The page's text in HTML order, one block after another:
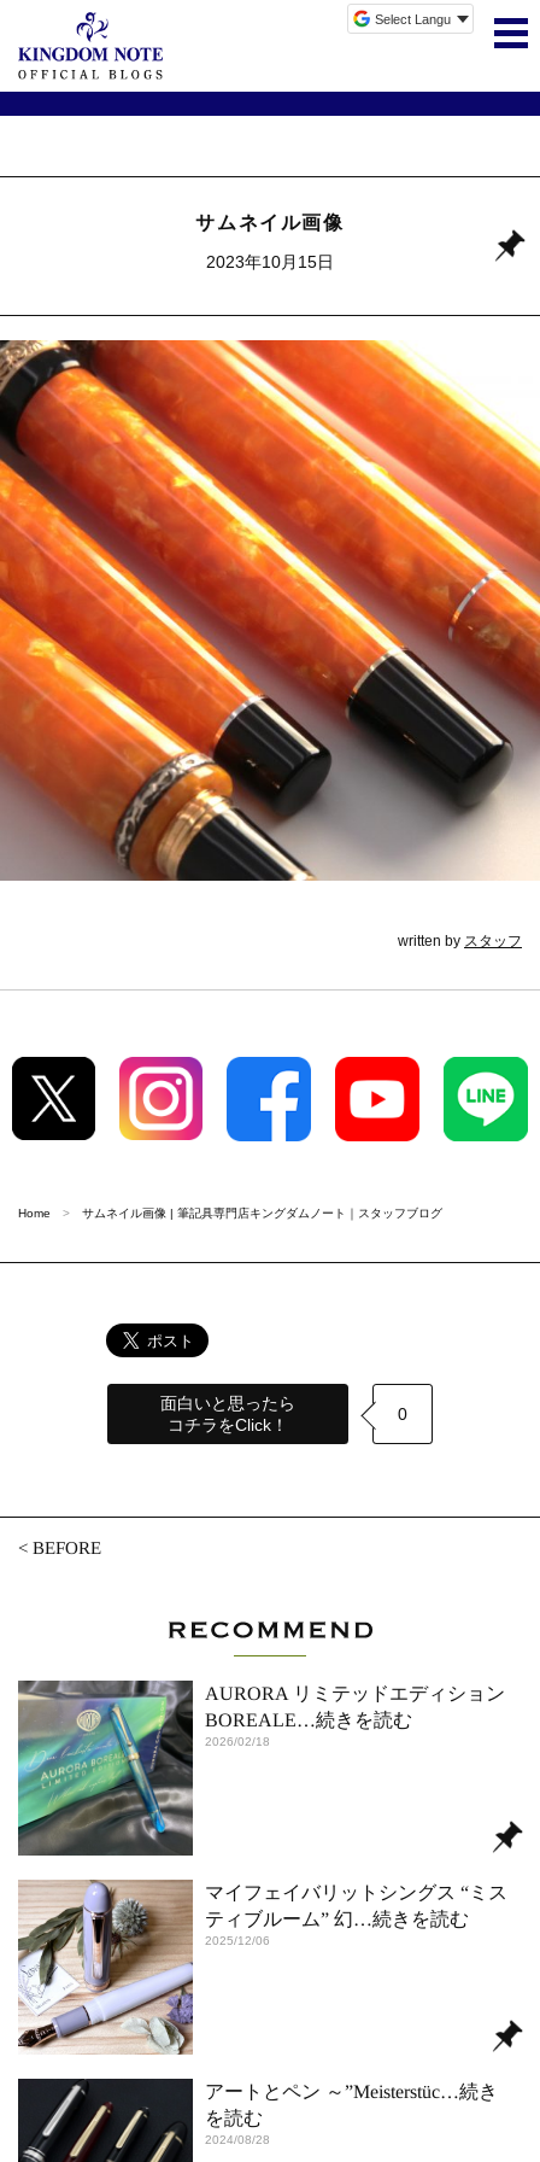
サムネイル画像
2023年10月15日
written by スタッフ
Home サムネイル画像 | 筆記具専門店キングダムノート｜スタッフブログ
面白いと思ったら
コチラをClick！
0
<BEFORE
AURORA リミテッドエディション
BOREALE…続きを読む
2026/02/18
マイフェイバリットシングス “ミス
ティブルーム” 幻…続きを読む
2025/12/06
アートとペン ～”Meisterstüc…続き
を読む
2024/08/28